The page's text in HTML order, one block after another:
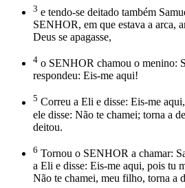
3 e tendo-se deitado também
SENHOR, em que estava a arca,
Deus se apagasse,
4 o SENHOR chamou o menino:
respondeu: Eis-me aqui!
5 Correu a Eli e disse: Eis-me
ele disse: Não te chamei; torna a
deitou.
6 Tornou o SENHOR a chamar:
a Eli e disse: Eis-me aqui, pois tu
Não te chamei, meu filho, torna a